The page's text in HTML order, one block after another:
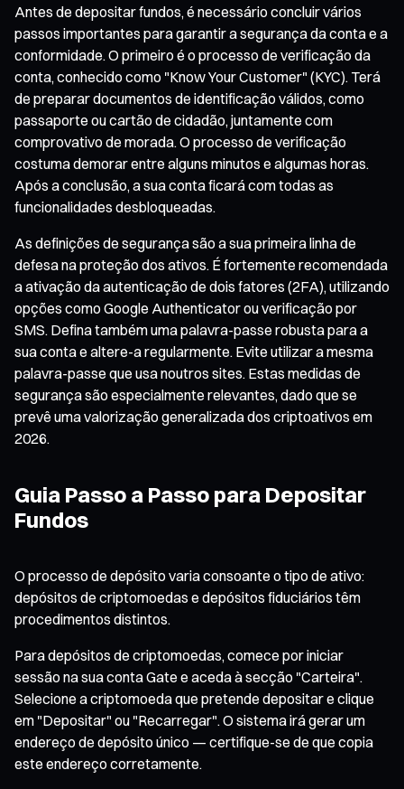
Antes de depositar fundos, é necessário concluir vários
passos importantes para garantir a segurança da conta e a
conformidade. O primeiro é o processo de verificação da
conta, conhecido como "Know Your Customer" (KYC). Terá
de preparar documentos de identificação válidos, como
passaporte ou cartão de cidadão, juntamente com
comprovativo de morada. O processo de verificação
costuma demorar entre alguns minutos e algumas horas.
Após a conclusão, a sua conta ficará com todas as
funcionalidades desbloqueadas.
As definições de segurança são a sua primeira linha de
defesa na proteção dos ativos. É fortemente recomendada
a ativação da autenticação de dois fatores (2FA), utilizando
opções como Google Authenticator ou verificação por
SMS. Defina também uma palavra-passe robusta para a
sua conta e altere-a regularmente. Evite utilizar a mesma
palavra-passe que usa noutros sites. Estas medidas de
segurança são especialmente relevantes, dado que se
prevê uma valorização generalizada dos criptoativos em
2026.
Guia Passo a Passo para Depositar
Fundos
O processo de depósito varia consoante o tipo de ativo:
depósitos de criptomoedas e depósitos fiduciários têm
procedimentos distintos.
Para depósitos de criptomoedas, comece por iniciar
sessão na sua conta Gate e aceda à secção "Carteira".
Selecione a criptomoeda que pretende depositar e clique
em "Depositar" ou "Recarregar". O sistema irá gerar um
endereço de depósito único — certifique-se de que copia
este endereço corretamente.